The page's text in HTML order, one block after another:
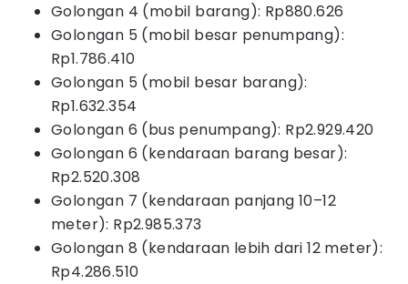
Golongan 4 (mobil barang): Rp880.626
Golongan 5 (mobil besar penumpang):
Rp1.786.410
Golongan 5 (mobil besar barang):
Rp1.632.354
Golongan 6 (bus penumpang): Rp2.929.420
Golongan 6 (kendaraan barang besar):
Rp2.520.308
Golongan 7 (kendaraan panjang 10–12
meter): Rp2.985.373
Golongan 8 (kendaraan lebih dari 12 meter):
Rp4.286.510